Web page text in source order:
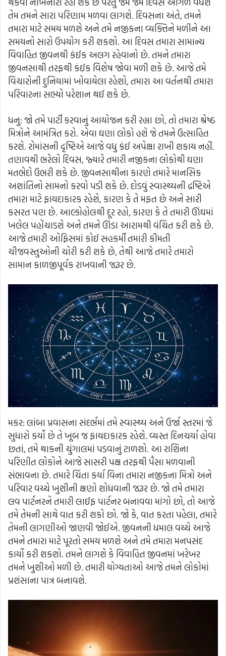
તેમ તમને સારા પરિણામ મળવા લાગશે. દિવસના અંતે, તમને
તમારા માટે સમય મળશે અને તમે નજીકના વ્યક્તિને મળીને આ
સમયનો સારો ઉપયોગ કરી શકશો. આ દિવસ તમારા સામાન્ય
વિવાહિત જીવનથી કંઈક અલગ રહેવાનો છે. તમને તમારા
જીવનસાથી તરફથી કંઈક વિશેષ જોવા મળી શકે છે. આજે તમે
વિચારોની દુનિયામાં ખોવાયેલા રહેશો, તમારા આ વર્તનથી તમારા
પરિવારના સભ્યો પરેશાન થઈ શકે છે.
ધનુ: જો તમે પાર્ટી કરવાનું આયોજન કરી રહ્યા છો, તો તમારા શ્રેષ્ઠ
મિત્રોને આમંત્રિત કરો. એવા ઘણા લોકો હશે જે તમને ઉત્સાહિત
કરશે. રોમાંસની દૃષ્ટિએ આજે ​​વધુ કંઈ અપેક્ષા રાખી શકાય નહીં.
તણાવથી ભરેલો દિવસ, જ્યારે તમારી નજીકના લોકોથી ઘણા
મતભેદો ઉભરી શકે છે. જીવનસાથીના કારણે તમારે માનસિક
અશાંતિનો સામનો કરવો પડી શકે છે. દોડવું સ્વાસ્થ્યની દ્રષ્ટિએ
તમારા માટે ફાયદાકારક રહેશે, કારણ કે તે મફત છે અને સારી
કસરત પણ છે. આલ્કોહોલથી દૂર રહો, કારણ કે તે તમારી ઊંઘમાં
ખલેલ પહોંચાડશે અને તમને ઊંડા આરામથી વંચિત કરી શકે છે.
આજે તમારી ઓફિસમાં કોઈ સહકર્મી તમારી કીમતી
ચીજવસ્તુઓની ચોરી કરી શકે છે, તેથી આજે તમારે તમારો
સામાન કાળજીપૂર્વક રાખવાની જરૂર છે.
મકર: લાંબા પ્રવાસના સંદર્ભમાં તમે સ્વાસ્થ્ય અને ઉર્જા સ્તરમાં જે
સુધારો કર્યો છે તે ખૂબ જ ફાયદાકારક રહેશે. વ્યસ્ત દિનચર્યા હોવા
છતાં, તમે થાકની ચુંગાલમાં પડવાનું ટાળશો. આ રાશિના
પરિણીત લોકોને આજે સાસરી પક્ષ તરફથી પૈસા મળવાની
સંભાવના છે. તમારે ચિંતા કર્યા વિના તમારા નજીકના મિત્રો અને
પરિવાર વચ્ચે ખુશીની ક્ષણો શોધવાની જરૂર છે. જો તમે તમારા
લવ પાર્ટનરને તમારી લાઈફ પાર્ટનર બનાવવા માંગો છો, તો આજે
તમે તેમની સાથે વાત કરી શકો છો. જો કે, વાત કરતા પહેલા, તમારે
તેમની લાગણીઓ જાણવી જોઈએ. જીવનની ધમાલ વચ્ચે આજે
તમને તમારા માટે પૂરતો સમય મળશે અને તમે તમારા મનપસંદ
કાર્યો કરી શકશો. તમને લાગશે કે વિવાહિત જીવનમાં ખરેખર
તમને ખુશીઓ મળી છે. તમારી યોગ્યતાઓ આજે તમને લોકોમાં
પ્રશંસાના પાત્ર બનાવશે.